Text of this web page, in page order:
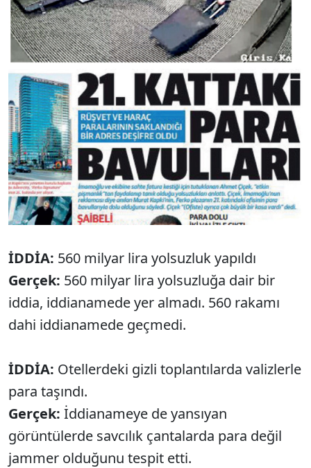
İDDİA: 560 milyar lira yolsuzluk yapıldı
Gerçek: 560 milyar lira yolsuzluğa dair bir
iddia, iddianamede yer almadı. 560 rakamı
dahi iddianamede geçmedi.
İDDİA: Otellerdeki gizli toplantılarda valizlerle
para taşındı.
Gerçek: İddianameye de yansıyan
görüntülerde savcılık çantalarda para değil
jammer olduğunu tespit etti.